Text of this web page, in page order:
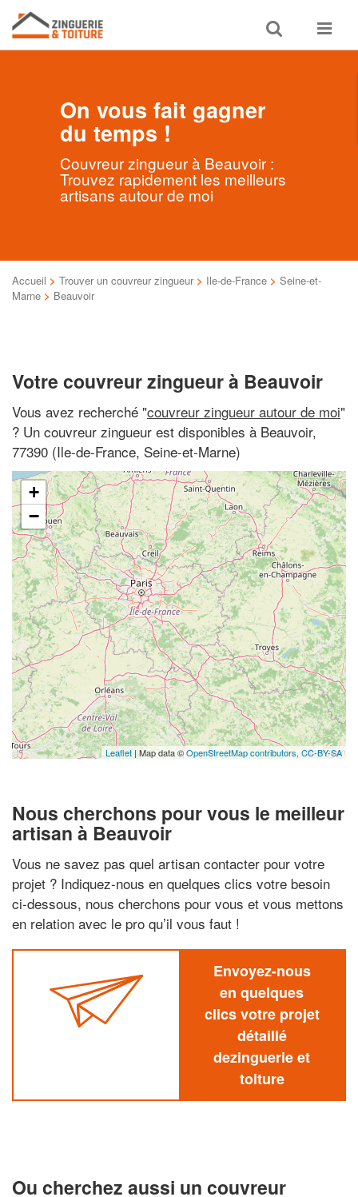
Toggle
search
Toggle
On vous fait gagner
du temps !
Couvreur zingueur à Beauvoir :
Trouvez rapidement les meilleurs
artisans autour de moi
Accueil > Trouver un couvreur zingueur > Ile-de-France > Seine-et-
Marne > Beauvoir
Votre couvreur zingueur à Beauvoir
Vous avez recherché "couvreur zingueur autour de moi"
? Un couvreur zingueur est disponibles à Beauvoir,
77390 (Ile-de-France, Seine-et-Marne)
+
−
Leaflet | Map data ©OpenStreetMap contributors, CC-BY-SA
Nous cherchons pour vous le meilleur
artisan à Beauvoir
Vous ne savez pas quel artisan contacter pour votre
projet ? Indiquez-nous en quelques clics votre besoin
ci-dessous, nous cherchons pour vous et vous mettons
en relation avec le pro qu’il vous faut !
Envoyez-nous
en quelques
clics votre projet
détaillé
dezinguerie et
toiture
Ou cherchez aussi un couvreur